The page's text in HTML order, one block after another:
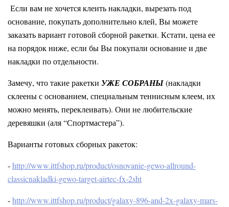
Если вам не хочется клеить накладки, вырезать под
основание, покупать дополнительно клей, Вы можете
заказать вариант готовой сборной ракетки. Кстати, цена ее
на порядок ниже, если бы Вы покупали основание и две
накладки по отдельности.
Замечу, что такие ракетки УЖЕ СОБРАНЫ(накладки
склеены с основанием, специальным теннисным клеем, их
можно менять, переклеивать). Они не любительские
деревяшки (аля “Спортмастера”).
Варианты готовых сборных ракеток:
-http://www.ittfshop.ru/product/osnovanie-gewo-allround-
classicnakladki-gewo-target-airtec-fx-2sht
-http://www.ittfshop.ru/product/galaxy-896-and-2x-galaxy-mars-